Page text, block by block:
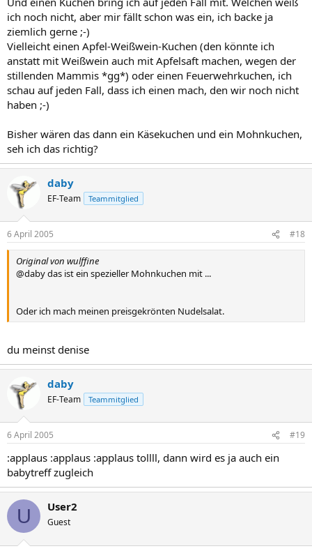
ich noch nicht, aber mir fällt schon was ein, ich backe ja
ziemlich gerne ;-)
Vielleicht einen Apfel-Weißwein-Kuchen (den könnte ich
anstatt mit Weißwein auch mit Apfelsaft machen, wegen der
stillenden Mammis *gg*) oder einen Feuerwehrkuchen, ich
schau auf jeden Fall, dass ich einen mach, den wir noch nicht
haben ;-)
Bisher wären das dann ein Käsekuchen und ein Mohnkuchen,
seh ich das richtig?
daby
EF-Team Teammitglied
6 April 2005 #18
Original von wulffine
@daby das ist ein spezieller Mohnkuchen mit ...
Oder ich mach meinen preisgekrönten Nudelsalat.
du meinst denise
daby
EF-Team Teammitglied
6 April 2005 #19
:applaus :applaus :applaus tollll, dann wird es ja auch ein
babytreff zugleich
U User2
Guest